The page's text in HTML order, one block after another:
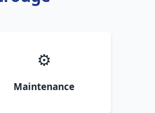
⚙️
Maintenance